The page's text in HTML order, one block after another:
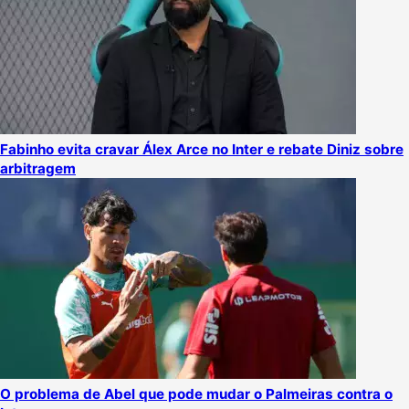
Fabinho evita cravar Álex Arce no Inter e rebate Diniz sobre
arbitragem
O problema de Abel que pode mudar o Palmeiras contra o